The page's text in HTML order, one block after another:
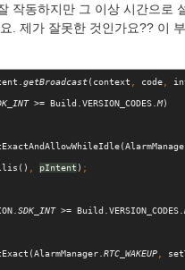
작동하지만 그 이상 시간으로
. 제가 잘못한 것인가요?? 이
getBroadcast(context code
>= Build.VERSION_CODES. M)
pIntent )
SDK_INT >= Build.VERSION_CODES.
RTC_WAKEUP